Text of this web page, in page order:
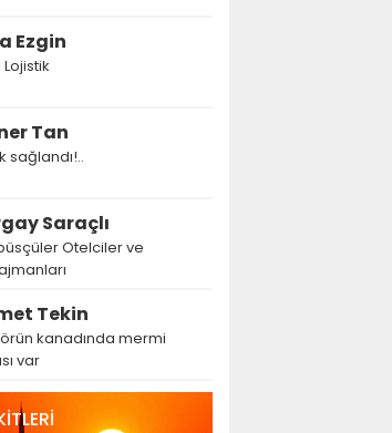
Ezgin
Lojistik
Tan
sağlandı!..
Saraçlı
Otelciler ve
Tekin
kanadında mermi
var